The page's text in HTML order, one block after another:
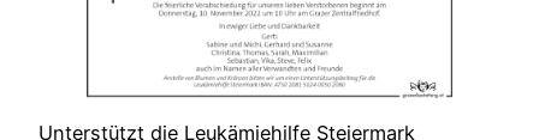
Unterstützt die Leukämiehilfe Steiermark